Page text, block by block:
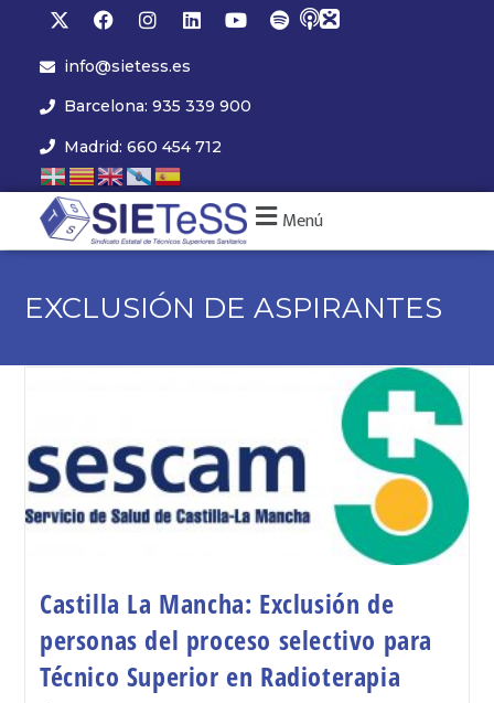
info@sietess.es
Barcelona: 935 339 900
Madrid: 660 454 712
Menú
EXCLUSIÓN DE ASPIRANTES
Castilla La Mancha: Exclusión de
personas del proceso selectivo para
Técnico Superior en Radioterapia